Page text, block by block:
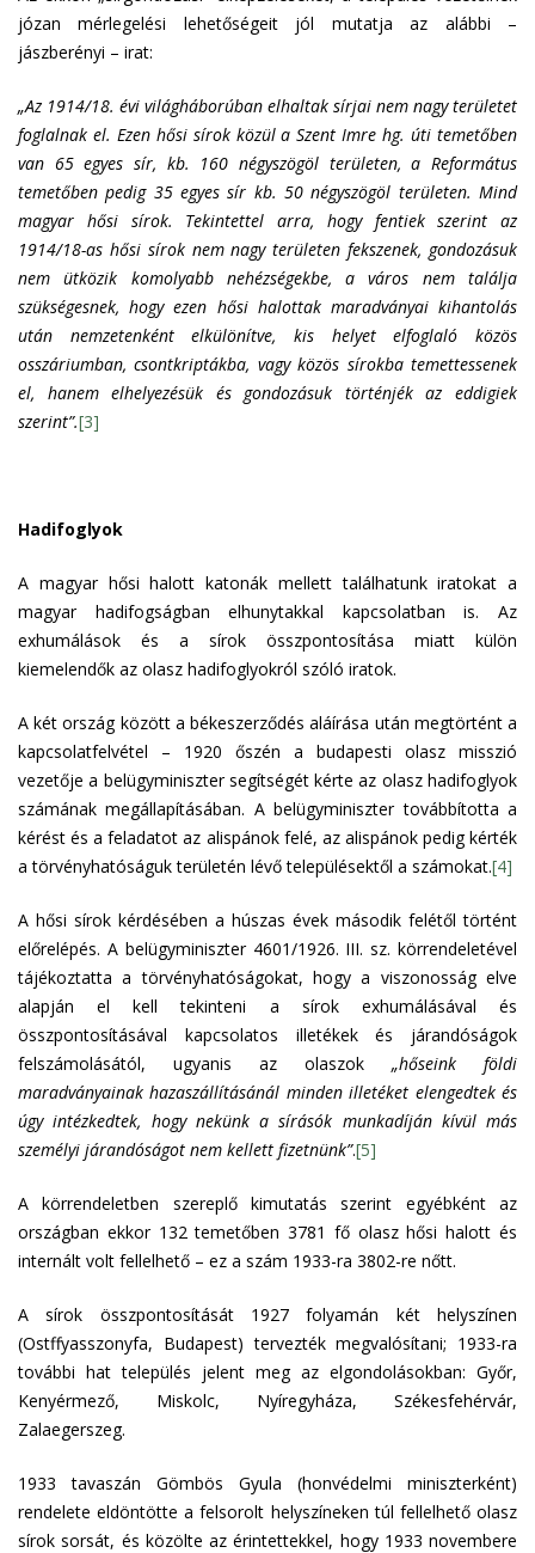
józan mérlegelési lehetőségeit jól mutatja az alábbi –
jászberényi – irat:
„Az 1914/18. évi világháborúban elhaltak sírjai nem nagy területet
foglalnak el. Ezen hősi sírok közül a Szent Imre hg. úti temetőben
van 65 egyes sír, kb. 160 négyszögöl területen, a Református
temetőben pedig 35 egyes sír kb. 50 négyszögöl területen. Mind
magyar hősi sírok. Tekintettel arra, hogy fentiek szerint az
1914/18-as hősi sírok nem nagy területen fekszenek, gondozásuk
nem ütközik komolyabb nehézségekbe, a város nem találja
szükségesnek, hogy ezen hősi halottak maradványai kihantolás
után nemzetenként elkülönítve, kis helyet elfoglaló közös
osszáriumban, csontkriptákba, vagy közös sírokba temettessenek
el, hanem elhelyezésük és gondozásuk történjék az eddigiek
szerint”.[3]
Hadifoglyok
A magyar hősi halott katonák mellett találhatunk iratokat a
magyar hadifogságban elhunytakkal kapcsolatban is. Az
exhumálások és a sírok összpontosítása miatt külön
kiemelendők az olasz hadifoglyokról szóló iratok.
A két ország között a békeszerződés aláírása után megtörtént a
kapcsolatfelvétel – 1920 őszén a budapesti olasz misszió
vezetője a belügyminiszter segítségét kérte az olasz hadifoglyok
számának megállapításában. A belügyminiszter továbbította a
kérést és a feladatot az alispánok felé, az alispánok pedig kérték
a törvényhatóságuk területén lévő településektől a számokat.[4]
A hősi sírok kérdésében a húszas évek második felétől történt
előrelépés. A belügyminiszter 4601/1926. III. sz. körrendeletével
tájékoztatta a törvényhatóságokat, hogy a viszonosság elve
alapján el kell tekinteni a sírok exhumálásával és
összpontosításával kapcsolatos illetékek és járandóságok
felszámolásától, ugyanis az olaszok „hőseink földi
maradványainak hazaszállításánál minden illetéket elengedtek és
úgy intézkedtek, hogy nekünk a sírásók munkadíján kívül más
személyi járandóságot nem kellett fizetnünk”.[5]
A körrendeletben szereplő kimutatás szerint egyébként az
országban ekkor 132 temetőben 3781 fő olasz hősi halott és
internált volt fellelhető – ez a szám 1933-ra 3802-re nőtt.
A sírok összpontosítását 1927 folyamán két helyszínen
(Ostffyasszonyfa, Budapest) tervezték megvalósítani; 1933-ra
további hat település jelent meg az elgondolásokban: Győr,
Kenyérmező, Miskolc, Nyíregyháza, Székesfehérvár,
Zalaegerszeg.
1933 tavaszán Gömbös Gyula (honvédelmi miniszterként)
rendelete eldöntötte a felsorolt helyszíneken túl fellelhető olasz
sírok sorsát, és közölte az érintettekkel, hogy 1933 novembere